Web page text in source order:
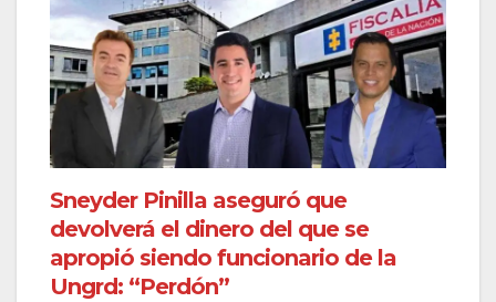
Sneyder Pinilla aseguró que
devolverá el dinero del que se
apropió siendo funcionario de la
Ungrd: “Perdón”